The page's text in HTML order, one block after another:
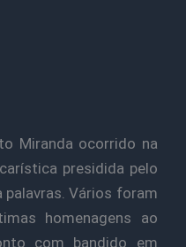
Miranda ocorrido na
presidida pelo
Vários foram
homenagens ao
com bandido em